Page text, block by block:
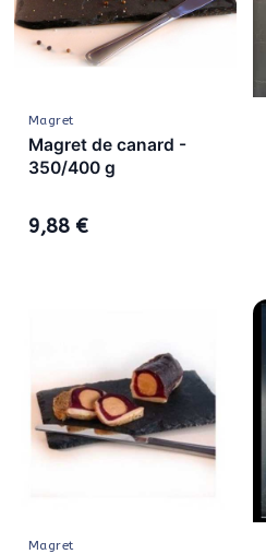
Magret
Magret de canard -
350/400 g
9,88 €
Magret